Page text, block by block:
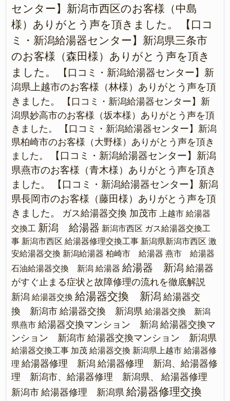
センター】新潟市西区のお客様（中島
様）ありがとう声を頂きました。
【口コ
ミ・新潟給湯器センター】新潟県三条市
のお客様（森田様）ありがとう声を頂き
ました。
【口コミ・新潟給湯器センター】新
潟県上越市のお客様（林様）ありがとう声を頂
きました。
【口コミ・新潟給湯器センター】新
潟県妙高市のお客様（坂本様）ありがとう声を頂
きました。
【口コミ・新潟給湯器センター】新潟
県柏崎市のお客様（大野様）ありがとう声を頂き
ました。
【口コミ・新潟給湯器センター】新潟
県燕市のお客様（青木様）ありがとう声を頂き
ました。
【口コミ・新潟給湯器センター】新潟
県長岡市のお客様（藤田様）ありがとう声を頂
きました。
ガス給湯器交換 加茂市
上越市 給湯器
交換工 新潟 給湯器 新潟市西区 ガス給湯器交換工
事 新潟市西区 給湯器修理交換工事 新潟県新潟市西区 激
安給湯器交換 新潟給湯器 柏崎市 給湯器 燕市 給湯器
石油給湯器交換 新潟 給湯器 給湯器 新潟 給湯器
がすぐ止まる症状と故障修理の流れを徹底解説
新潟 給湯器交換 給湯器交換 新潟 給湯器交
換 新潟市 給湯器交換 新潟県 給湯器交換 新潟
県燕市 給湯器交換マンション 新潟 給湯器交換マ
ンション 新潟市 給湯器交換マンション 新潟県
給湯器交換工事 加茂 給湯器交換 新潟県上越市 給湯器修
理 給湯器修理 新潟 給湯器修理 新潟、給湯器修
理 新潟市、給湯器修理 新潟県、
給湯器修理
新潟市 給湯器修理 新潟県 給湯器修理交換